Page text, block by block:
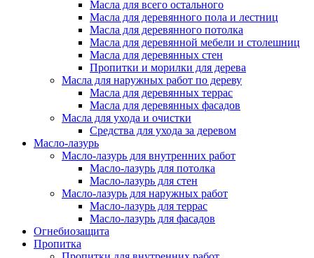
Масла для всего остального
Масла для деревянного пола и лестниц
Масла для деревянного потолка
Масла для деревянной мебели и столешниц
Масла для деревянных стен
Пропитки и морилки для дерева
Масла для наружных работ по дереву
Масла для деревянных террас
Масла для деревянных фасадов
Масла для ухода и очистки
Средства для ухода за деревом
Масло-лазурь
Масло-лазурь для внутренних работ
Масло-лазурь для потолка
Масло-лазурь для стен
Масло-лазурь для наружных работ
Масло-лазурь для террас
Масло-лазурь для фасадов
Огнебиозащита
Пропитка